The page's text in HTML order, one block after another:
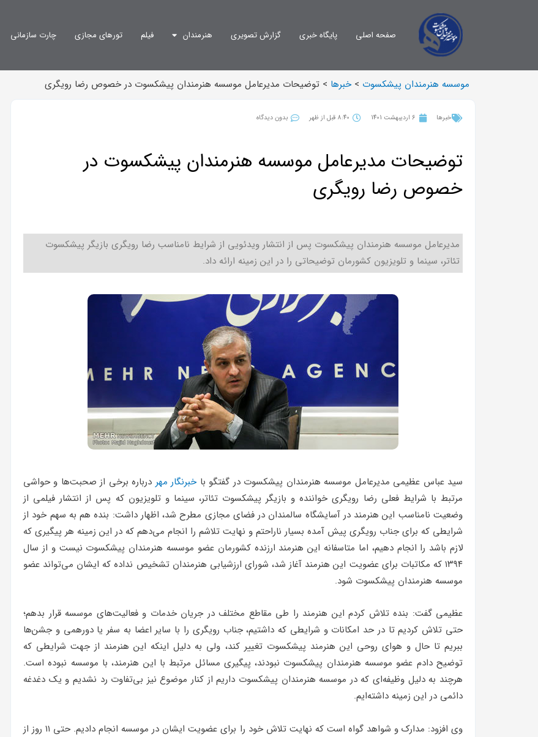
صفحه اصلی پایگاه خبری گزارش تصویری هنرمندان فیلم تورهای مجازی چارت سازمانی
موسسه هنرمندان پیشکسوت >خبرها > توضیحات مدیرعامل موسسه هنرمندان پیشکسوت در خصوص رضا رویگری
خبرها 6 اردیبهشت 1401 8:40 قبل از ظهر بدون دیدگاه
توضیحات مدیرعامل موسسه هنرمندان پیشکسوت در
خصوص رضا رویگری
مدیرعامل موسسه هنرمندان پیشکسوت پس از انتشار ویدئویی از شرایط نامناسب رضا رویگری بازیگر پیشکسوت
تئاتر، سینما و تلویزیون کشورمان توضیحاتی را در این زمینه ارائه داد.
سید عباس عظیمی مدیرعامل موسسه هنرمندان پیشکسوت در گفتگو با خبرنگار مهر درباره برخی از صحبت‌ها و حواشی
مرتبط با شرایط فعلی رضا رویگری خواننده و بازیگر پیشکسوت تئاتر، سینما و تلویزیون که پس از انتشار فیلمی از
وضعیت نامناسب این هنرمند در آسایشگاه سالمندان در فضای مجازی مطرح شد، اظهار داشت: بنده هم به سهم خود از
شرایطی که برای جناب رویگری پیش آمده بسیار ناراحتم و نهایت تلاشم را انجام می‌دهم که در این زمینه هر پیگیری که
لازم باشد را انجام دهیم، اما متاسفانه این هنرمند ارزنده کشورمان عضو موسسه هنرمندان پیشکسوت نیست و از سال
۱۳۹۴ که مکاتبات برای عضویت این هنرمند آغاز شد، شورای ارزشیابی هنرمندان تشخیص نداده که ایشان می‌تواند عضو
موسسه هنرمندان پیشکسوت شود.
عظیمی گفت: بنده تلاش کردم این هنرمند را طی مقاطع مختلف در جریان خدمات و فعالیت‌های موسسه قرار بدهم؛
حتی تلاش کردیم تا در حد امکانات و شرایطی که داشتیم، جناب رویگری را با سایر اعضا به سفر یا دورهمی و جشن‌ها
ببریم تا حال و هوای روحی این هنرمند پیشکسوت تغییر کند، ولی به دلیل اینکه این هنرمند از جهت شرایطی که
توضیح دادم عضو موسسه هنرمندان پیشکسوت نبودند، پیگیری مسائل مرتبط با این هنرمند، با موسسه نبوده است.
هرچند به دلیل وظیفه‌ای که در موسسه هنرمندان پیشکسوت داریم از کنار موضوع نیز بی‌تفاوت رد نشدیم و یک دغدغه
دائمی در این زمینه داشته‌ایم.
وی افزود: مدارک و شواهد گواه است که نهایت تلاش خود را برای عضویت ایشان در موسسه انجام دادیم. حتی ۱۱ روز از